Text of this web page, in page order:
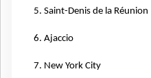
5. Saint-Denis de la Réunion
6. Ajaccio
7. New York City